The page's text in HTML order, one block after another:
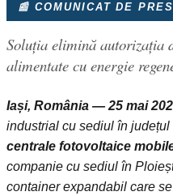
📰 COMUNICAT DE
Soluția elimină autorizația
alimentate cu energie
Iași, România — 25 mai
industrial cu sediul în
centrale fotovoltaice
companie cu sediul în
container expandabil care